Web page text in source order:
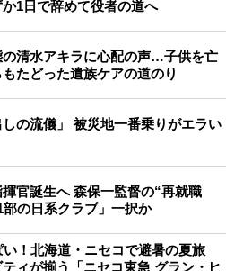
か1日で辞めて役者の道へ
清水アキラに心配の声…子供を亡
たどった遺族ケアの道のり
の流儀」 被災地一番乗りがエラい
官誕生へ 森保一監督の“再就職
の日系クラブ」一択か
！北海道・ニセコで避暑の夏旅
ィが揃う「ニセコ東急 グラン・ヒ